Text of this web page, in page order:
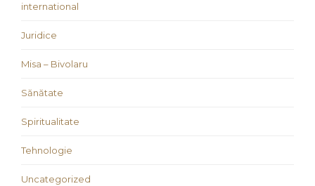
international
Juridice
Misa – Bivolaru
Sănătate
Spiritualitate
Tehnologie
Uncategorized